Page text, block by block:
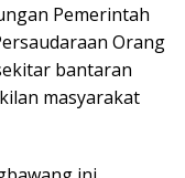
Pemerintah
Orang
bantaran
masyarakat